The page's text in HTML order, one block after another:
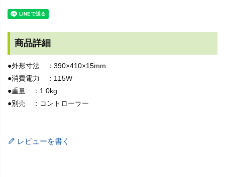
商品詳細
●外形寸法 ：390×410×15mm
●消費電力 ：115W
●重量 ：1.0kg
●別売 ：コントローラー
レビューを書く